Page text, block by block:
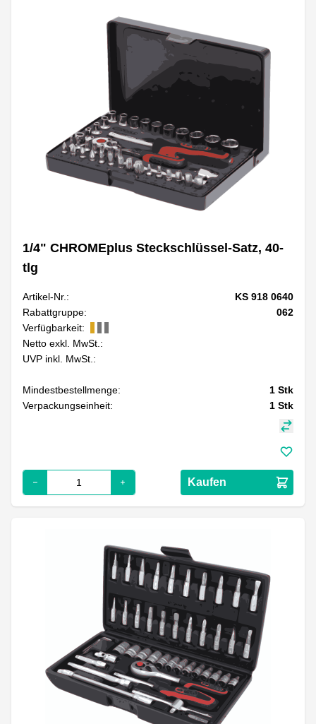
1/4" CHROMEplus Steckschlüssel-Satz, 40-
tlg
Artikel-Nr.:
KS 918 0640
Rabattgruppe:
062
Verfügbarkeit:
Netto exkl. MwSt.:
UVP inkl. MwSt.:
Mindestbestellmenge: 1 Stk
Verpackungseinheit:
1 Stk
Kaufen